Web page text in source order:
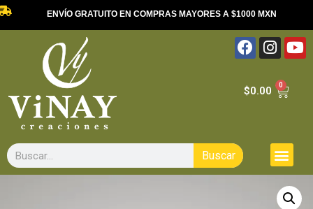
ENVÍO GRATUITO EN COMPRAS MAYORES A $1000 MXN
$0.00 0
Buscar